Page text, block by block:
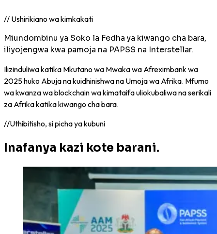
// Ushirikiano wa kimkakati
Miundombinu ya Soko la Fedha ya kiwango cha bara,
iliyojengwa kwa pamoja na PAPSS na Interstellar.
Ilizinduliwa katika Mkutano wa Mwaka wa Afreximbank wa
2025 huko Abuja na kuidhinishwa na Umoja wa Afrika. Mfumo
wa kwanza wa blockchain wa kimataifa uliokubaliwa na serikali
za Afrika katika kiwango cha bara.
//Uthibitisho, si picha ya kubuni
Inafanya kazi kote barani.